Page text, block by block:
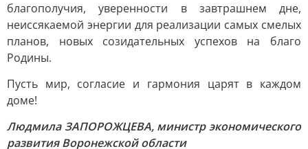
благополучия, уверенности в завтрашнем дне,
неиссякаемой энергии для реализации самых смелых
планов, новых созидательных успехов на благо
Родины.
Пусть мир, согласие и гармония царят в каждом
доме!
Людмила ЗАПОРОЖЦЕВА, министр экономического
развития Воронежской области